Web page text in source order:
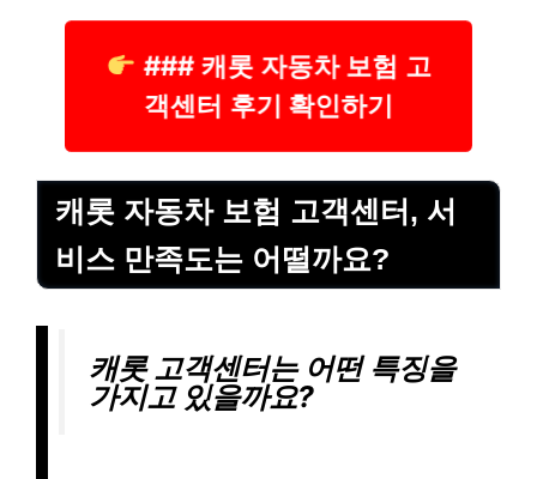
### 캐롯 자동차 보험 고
객센터 후기 확인하기
캐롯 자동차 보험 고객센터, 서
비스 만족도는 어떨까요?
캐롯 고객센터는 어떤 특징을
가지고 있을까요?